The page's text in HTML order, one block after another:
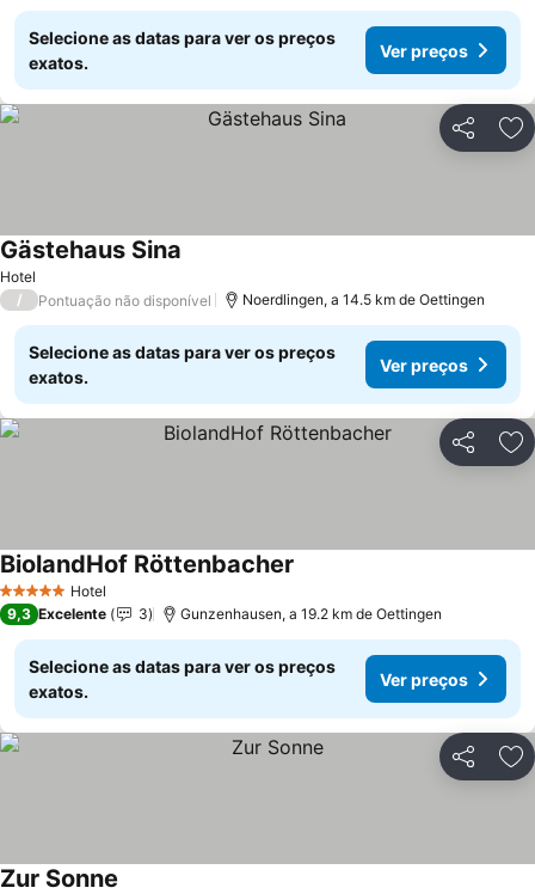
Selecione as datas para ver os preços
exatos.
Ver preços
Partilhar
Hotel
Gästehaus Sina
/ Pontuação não disponível Noerdlingen, a 14.5 km de Oettingen
Selecione as datas para ver os preços
exatos.
Ver preços
Partilhar
5 Estrelas Hotel
BiolandHof Röttenbacher
9,3 Excelente 3 Gunzenhausen, a 19.2 km de Oettingen
Selecione as datas para ver os preços
exatos.
Ver preços
Partilhar
Zur Sonne